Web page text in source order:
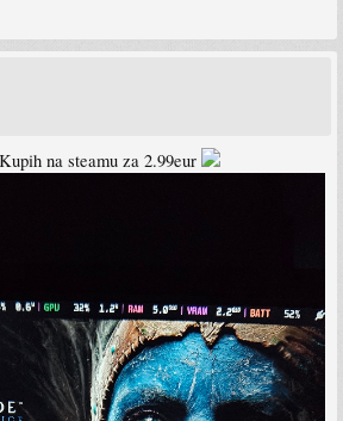
na steamu za 2.99eur